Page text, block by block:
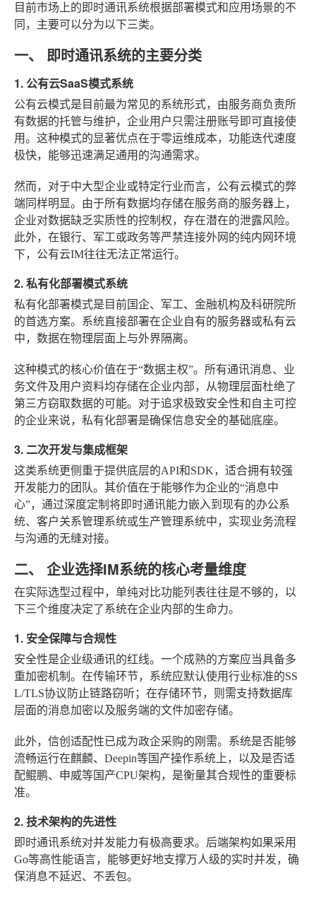
目前市场上的即时通讯系统根据部署模式和应用场景的不
同，主要可以分为以下三类。
一、 即时通讯系统的主要分类
1. 公有云SaaS模式系统
公有云模式是目前最为常见的系统形式，由服务商负责所
有数据的托管与维护，企业用户只需注册账号即可直接使
用。这种模式的显著优点在于零运维成本，功能迭代速度
极快，能够迅速满足通用的沟通需求。
然而，对于中大型企业或特定行业而言，公有云模式的弊
端同样明显。由于所有数据均存储在服务商的服务器上，
企业对数据缺乏实质性的控制权，存在潜在的泄露风险。
此外，在银行、军工或政务等严禁连接外网的纯内网环境
下，公有云IM往往无法正常运行。
2. 私有化部署模式系统
私有化部署模式是目前国企、军工、金融机构及科研院所
的首选方案。系统直接部署在企业自有的服务器或私有云
中，数据在物理层面上与外界隔离。
这种模式的核心价值在于“数据主权”。所有通讯消息、业
务文件及用户资料均存储在企业内部，从物理层面杜绝了
第三方窃取数据的可能。对于追求极致安全性和自主可控
的企业来说，私有化部署是确保信息安全的基础底座。
3. 二次开发与集成框架
这类系统更侧重于提供底层的API和SDK，适合拥有较强
开发能力的团队。其价值在于能够作为企业的“消息中
心”，通过深度定制将即时通讯能力嵌入到现有的办公系
统、客户关系管理系统或生产管理系统中，实现业务流程
与沟通的无缝对接。
二、 企业选择IM系统的核心考量维度
在实际选型过程中，单纯对比功能列表往往是不够的，以
下三个维度决定了系统在企业内部的生命力。
1. 安全保障与合规性
安全性是企业级通讯的红线。一个成熟的方案应当具备多
重加密机制。在传输环节，系统应默认使用行业标准的SS
L/TLS协议防止链路窃听；在存储环节，则需支持数据库
层面的消息加密以及服务端的文件加密存储。
此外，信创适配性已成为政企采购的刚需。系统是否能够
流畅运行在麒麟、Deepin等国产操作系统上，以及是否适
配鲲鹏、申威等国产CPU架构，是衡量其合规性的重要标
准。
2. 技术架构的先进性
即时通讯系统对并发能力有极高要求。后端架构如果采用
Go等高性能语言，能够更好地支撑万人级的实时并发，确
保消息不延迟、不丢包。